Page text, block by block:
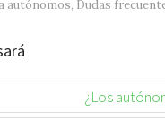
autónomos, Dudas
¿Los